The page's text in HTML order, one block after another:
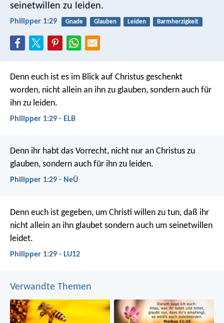
seinetwillen zu leiden.
Philipper 1:29 Gnade Glauben Leiden Barmherzigkeit
Denn euch ist es im Blick auf Christus geschenkt
worden, nicht allein an ihn zu glauben, sondern auch für
ihn zu leiden.
Philipper 1:29 - ELB
Denn ihr habt das Vorrecht, nicht nur an Christus zu
glauben, sondern auch für ihn zu leiden.
Philipper 1:29 - NeÜ
Denn euch ist gegeben, um Christi willen zu tun, daß ihr
nicht allein an ihn glaubet sondern auch um seinetwillen
leidet.
Philipper 1:29 - LU12
Verwandte Themen